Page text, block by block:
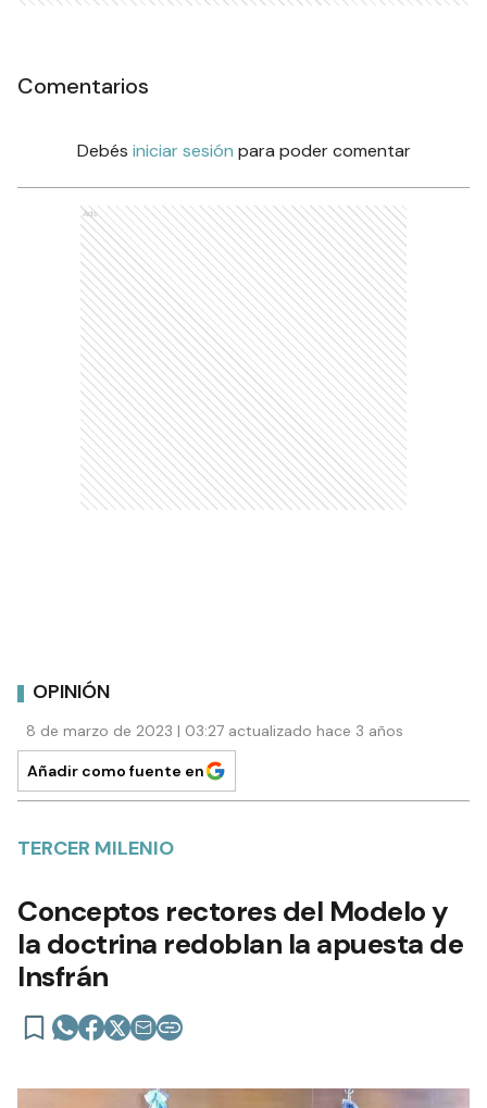
Comentarios
Debés iniciar sesión para poder comentar
Ads
OPINIÓN
8 de marzo de 2023 | 03:27 actualizado hace 3 años
Añadir como fuente en
TERCER MILENIO
Conceptos rectores del Modelo y
la doctrina redoblan la apuesta de
Insfrán